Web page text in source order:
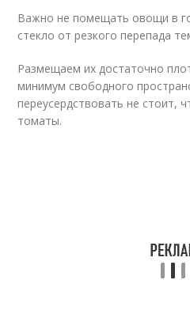
Важно не помещать овощи в
стекло от резкого перепада
Размещаем их достаточно
минимум свободного
переусердствовать не стоит,
томаты.